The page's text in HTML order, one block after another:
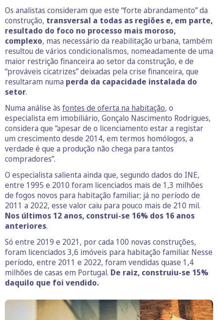
Os analistas consideram que este “forte abrandamento” da
construção, transversal a todas as regiões e, em parte,
resultado do foco no processo mais moroso,
complexo, mas necessário da reabilitação urbana, também
resultou de vários condicionalismos, nomeadamente de uma
maior restrição financeira ao setor da construção, e de
“prováveis cicatrizes” deixadas pela crise financeira, que
resultaram numa perda da capacidade instalada do
setor.
Numa análise às fontes de oferta na habitação, o
especialista em imobiliário, Gonçalo Nascimento Rodrigues,
considera que “apesar de o licenciamento estar a registar
um crescimento desde 2014, em termos homólogos, a
verdade é que a produção não chega para tantos
compradores”.
O especialista salienta ainda que, segundo dados do INE,
entre 1995 e 2010 foram licenciados mais de 1,3 milhões
de fogos novos para habitação familiar; já no período de
2011 a 2022, esse valor caiu para pouco mais de 210 mil.
Nos últimos 12 anos, construi-se 16% dos 16 anos
anteriores.
Só entre 2019 e 2021, por cada 100 novas construções,
foram licenciados 3,6 imóveis para habitação familiar. Nesse
período, entre 2011 e 2022, foram vendidas quase 1,4
milhões de casas em Portugal. De raiz, construiu-se 15%
daquilo que foi vendido.